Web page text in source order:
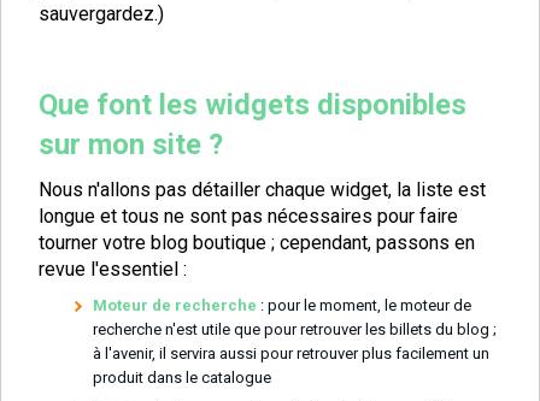
sauvergardez.)
Que font les widgets disponibles
sur mon site ?
Nous n'allons pas détailler chaque widget, la liste est
longue et tous ne sont pas nécessaires pour faire
tourner votre blog boutique ; cependant, passons en
revue l'essentiel :
Moteur de recherche : pour le moment, le moteur de
recherche n'est utile que pour retrouver les billets du blog ;
à l'avenir, il servira aussi pour retrouver plus facilement un
produit dans le catalogue